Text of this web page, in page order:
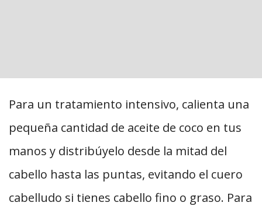
Para un tratamiento intensivo, calienta una
pequeña cantidad de aceite de coco en tus
manos y distribúyelo desde la mitad del
cabello hasta las puntas, evitando el cuero
cabelludo si tienes cabello fino o graso. Para